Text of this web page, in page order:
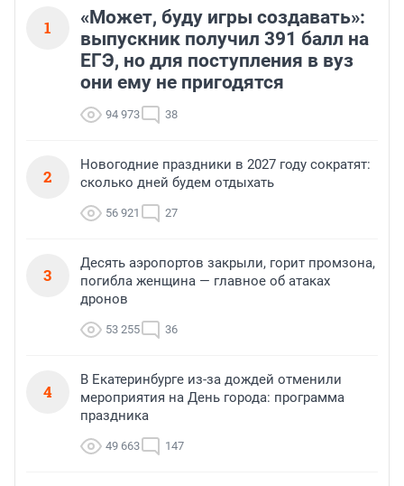
1
«Может, буду игры создавать»:
выпускник получил 391 балл на
ЕГЭ, но для поступления в вуз
они ему не пригодятся
94 973 38
2
Новогодние праздники в 2027 году сократят:
сколько дней будем отдыхать
56 921 27
3
Десять аэропортов закрыли, горит промзона,
погибла женщина — главное об атаках
дронов
53 255 36
4
В Екатеринбурге из-за дождей отменили
мероприятия на День города: программа
праздника
49 663 147